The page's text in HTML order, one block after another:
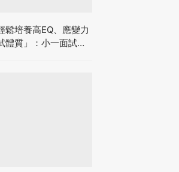
鬆培養高EQ、應變力
體質」：小一面試最